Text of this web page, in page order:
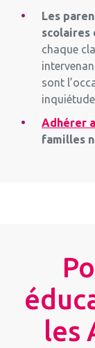
Les
scolaires
chaque
sont
Adhérer
familles
les